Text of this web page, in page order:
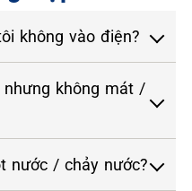
không vào điện?
nhưng không mát /
nước / chảy nước?